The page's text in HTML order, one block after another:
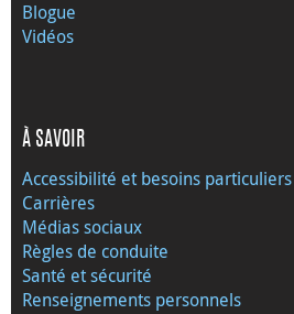
Blogue
Vidéos
À SAVOIR
Accessibilité et besoins particuliers
Carrières
Médias sociaux
Règles de conduite
Santé et sécurité
Renseignements personnels